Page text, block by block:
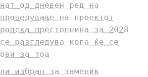
од дневен ред на
на проектот
престолнина за 2028
разгледува кога ќе се
за тоа
избран за заменик